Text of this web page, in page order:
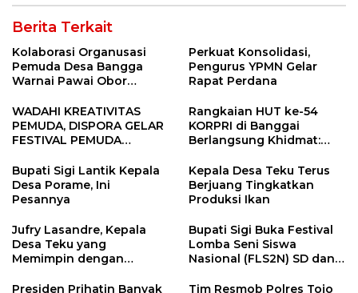
Berita Terkait
Kolaborasi Organusasi
Pemuda Desa Bangga
Warnai Pawai Obor
2026
Perkuat Konsolidasi,
Pengurus YPMN Gelar
Rapat Perdana
WADAHI KREATIVITAS
PEMUDA, DISPORA GELAR
FESTIVAL PEMUDA
Rangkaian HUT ke-54
KORPRI di Banggai
Berlangsung Khidmat:
hingga Ramah Tamah
Bupati Sigi Lantik Kepala
Desa Porame, Ini
Pesannya
Kepala Desa Teku Terus
Berjuang Tingkatkan
Produksi Ikan
Jufry Lasandre, Kepala
Desa Teku yang
Memimpin dengan
Ketulusan
Bupati Sigi Buka Festival
Lomba Seni Siswa
Nasional (FLS2N) SD dan
Sigi Tahun 2025
Presiden Prihatin Banyak
Tim Resmob Polres Tojo